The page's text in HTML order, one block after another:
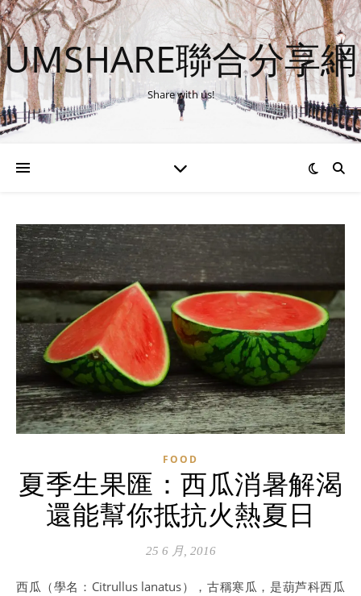
UMSHARE聯合分享網
Share with us!
FOOD
夏季生果匯：西瓜消暑解渴
還能幫你抵抗火熱夏日
25 6 月, 2016
西瓜（學名：Citrullus lanatus），古稱寒瓜，是葫芦科西瓜